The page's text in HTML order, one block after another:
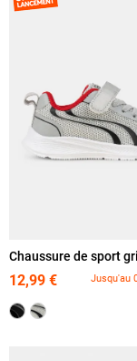
Chaussure de sport
(24-30)
12,99 €
Jusqu'au